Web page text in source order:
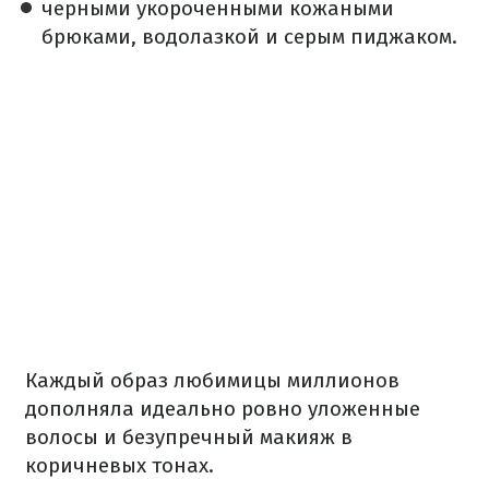
черными укороченными кожаными
брюками, водолазкой и серым пиджаком.
Каждый образ любимицы миллионов
дополняла идеально ровно уложенные
волосы и безупречный макияж в
коричневых тонах.